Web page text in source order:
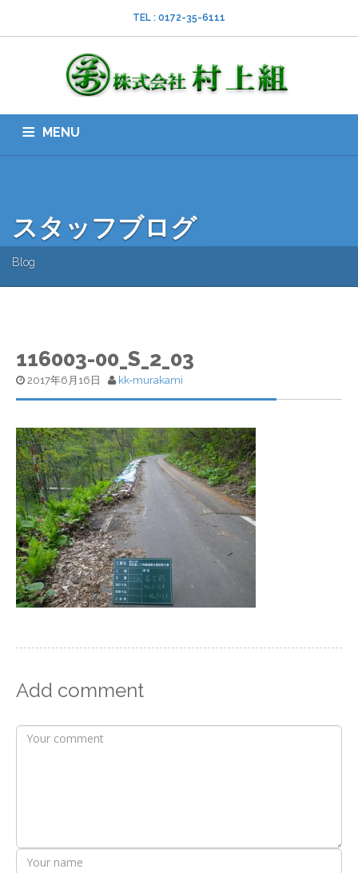
TEL : 0172-35-6111
MENU
スタッフブログ
Blog
116003-00_S_2_03
2017年6月16日 kk-murakami
Add comment